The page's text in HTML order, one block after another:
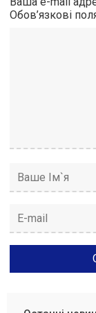
Обов’язкові